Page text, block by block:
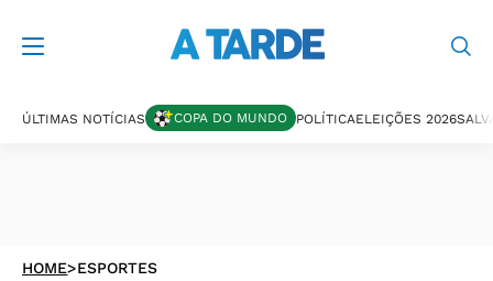
ÚLTIMAS NOTÍCIAS COPA DO MUNDO POLÍTICAELEIÇÕES 2026
HOME>ESPORTES